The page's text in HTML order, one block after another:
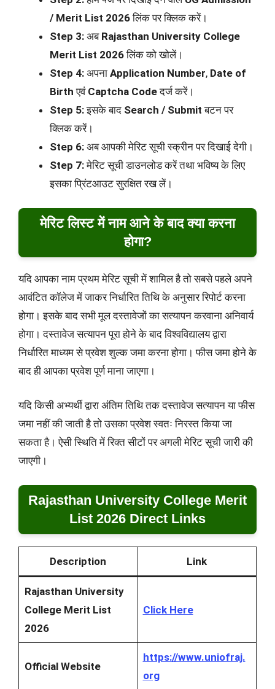
/ Merit List 2026लिंक पर क्लिक करें।
Step 3: अब Rajasthan University College
Merit List 2026लिंक को खोलें।
Step 4: अपना Application Number, Date of
Birth एवं Captcha Codeदर्ज करें।
Step 5:इसके बाद Search / Submit बटन पर
क्लिक करें।
Step 6: अब आपकी मेरिट सूची स्क्रीन पर दिखाई देगी।
Step 7:मेरिट सूची डाउनलोड करें तथा भविष्य के लिए
इसका प्रिंटआउट सुरक्षित रख लें।
मेरिट लिस्ट में नाम आने के बाद क्या करना
होगा?
यदि आपका नाम प्रथम मेरिट सूची में शामिल है तो सबसे पहले अपने
आवंटित कॉलेज में जाकर निर्धारित तिथि के अनुसार रिपोर्ट करना
होगा। इसके बाद सभी मूल दस्तावेजों का सत्यापन करवाना अनिवार्य
होगा। दस्तावेज सत्यापन पूरा होने के बाद विश्वविद्यालय द्वारा
निर्धारित माध्यम से प्रवेश शुल्क जमा करना होगा। फीस जमा होने के
बाद ही आपका प्रवेश पूर्ण माना जाएगा।
यदि किसी अभ्यर्थी द्वारा अंतिम तिथि तक दस्तावेज सत्यापन या फीस
जमा नहीं की जाती है तो उसका प्रवेश स्वतः निरस्त किया जा
सकता है। ऐसी स्थिति में रिक्त सीटों पर अगली मेरिट सूची जारी की
जाएगी।
Rajasthan University College Merit
List 2026 Direct Links
Description Link
Rajasthan University
College Merit List
2026
Click Here
Official Website
https://www.uniofraj.
org